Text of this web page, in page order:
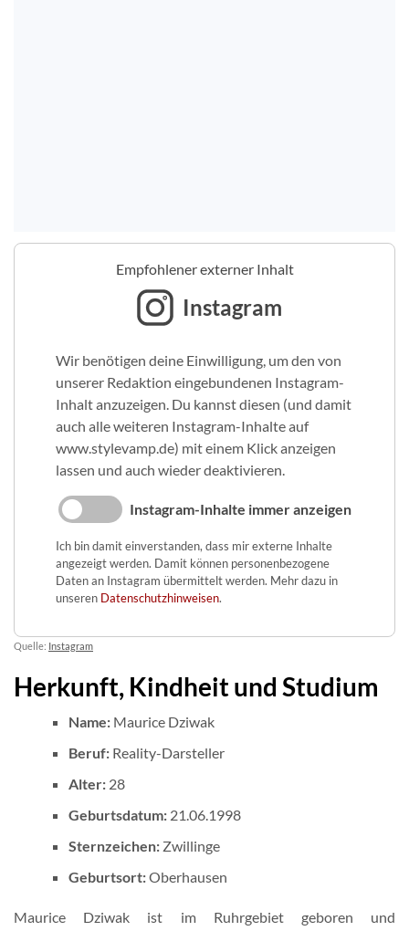
Empfohlener externer Inhalt
Instagram
Wir benötigen deine Einwilligung, um den von
unserer Redaktion eingebundenen Instagram-
Inhalt anzuzeigen. Du kannst diesen (und damit
auch alle weiteren Instagram-Inhalte auf
www.stylevamp.de) mit einem Klick anzeigen
lassen und auch wieder deaktivieren.
Instagram-Inhalte immer anzeigen
Ich bin damit einverstanden, dass mir externe Inhalte
angezeigt werden. Damit können personenbezogene
Daten an Instagram übermittelt werden. Mehr dazu in
unseren Datenschutzhinweisen.
Quelle: Instagram
Herkunft, Kindheit und Studium
Name: Maurice Dziwak
Beruf: Reality-Darsteller
Alter: 28
Geburtsdatum: 21.06.1998
Sternzeichen: Zwillinge
Geburtsort:Oberhausen
Maurice Dziwak ist im Ruhrgebiet geboren und